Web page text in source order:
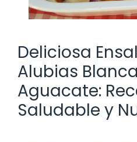
Deliciosa
Alubias
Aguacate:
Saludable y